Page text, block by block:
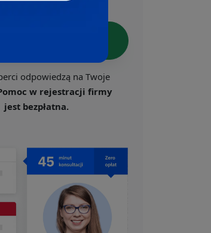
odpowiedzą na Twoje
w rejestracji firmy
jest bezpłatna.